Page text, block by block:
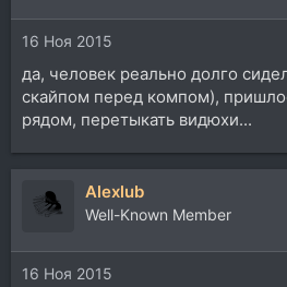
16 Ноя 2015
да, человек реально долго
скайпом перед компом),
рядом, перетыкать видюхи...
Alexlub
Well-Known Member
16 Ноя 2015